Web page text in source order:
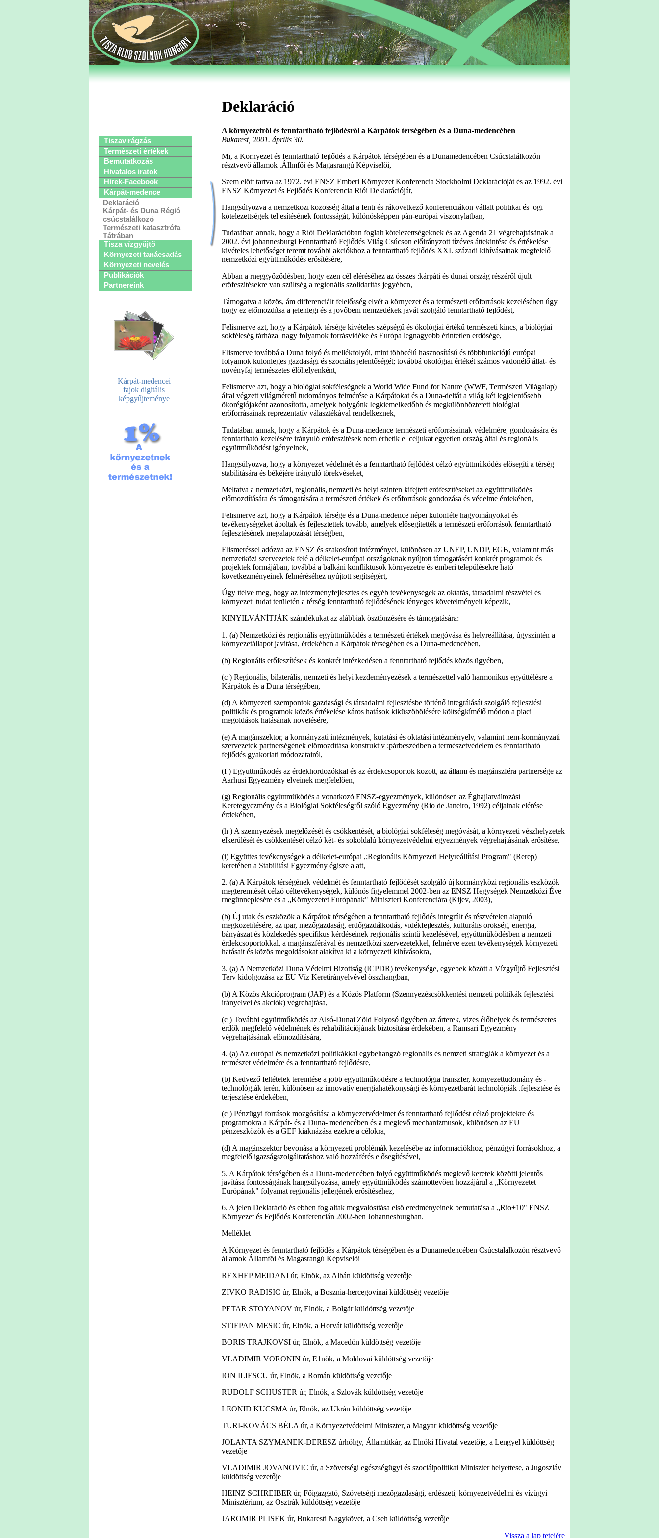
Tiszavirágzás
Természeti értékek
Bemutatkozás
Hivatalos iratok
Hírek-Facebook
Kárpát-medence
Deklaráció
Kárpát- és Duna Régió
csúcstalálkozó
Természeti katasztrófa
Tátrában
Tisza vízgyűjtő
Környezeti tanácsadás
Környezeti nevelés
Publikációk
Partnereink
Kárpát-medencei
fajok digitális
képgyűjteménye
Deklaráció
A környezetről és fenntartható fejlődésről a Kárpátok térségében és a Duna-medencében
Bukarest, 2001. április 30.
Mi, a Környezet és fenntartható fejlődés a Kárpátok térségében és a Dunamedencében Csúcstalálkozón
résztvevő államok .Állmfői és Magasrangú Képviselői,
Szem előtt tartva az 1972. évi ENSZ Emberi Környezet Konferencia Stockholmi Deklarációját és az 1992. évi
ENSZ Környezet és Fejlődés Konferencia Riói Deklarációját,
Hangsúlyozva a nemzetközi közösség által a fenti és rákövetkező konferenciákon vállalt politikai és jogi
kötelezettségek teljesítésének fontosságát, különösképpen pán-európai viszonylatban,
Tudatában annak, hogy a Riói Deklarációban foglalt kötelezettségeknek és az Agenda 21 végrehajtásának a
2002. évi johannesburgi Fenntartható Fejlődés Világ Csúcson előirányzott tízéves áttekintése és értékelése
kivételes lehetőséget teremt további akciókhoz a fenntartható fejlődés XXI. századi kihívásainak megfelelő
nemzetközi együttműködés erősítésére,
Abban a rneggyőződésben, hogy ezen cél eléréséhez az összes :kárpáti és dunai ország részéről újult
erőfeszítésekre van szültség a regionális szolidaritás jegyében,
Támogatva a közös, ám differenciált felelősség elvét a környezet és a természeti erőforrások kezelésében úgy,
hogy ez előmozdítsa a jelenlegi és a jövőbeni nemzedékek javát szolgáló fenntartható fejlődést,
Felismerve azt, hogy a Kárpátok térsége kivételes szépségű és ökológiai értékű természeti kincs, a biológiai
sokféleség tárháza, nagy folyamok forrásvidéke és Európa legnagyobb érintetlen erdősége,
Elismerve továbbá a Duna folyó és mellékfolyói, mint többcélú hasznosítású és többfunkciójú európai
folyamok különleges gazdasági és szociális jelentőségét; továbbá ökológiai értékét számos vadonélő állat- és
növényfaj természetes élőhelyenként,
Felismerve azt, hogy a biológiai sokféleségnek a World Wide Fund for Nature (WWF, Természeti Világalap)
által végzett világméretű tudományos felmérése a Kárpátokat és a Duna-deltát a világ két legjelentősebb
ökorégiójaként azonosította, amelyek bolygónk Iegkiemelkedőbb és megkülönböztetett biológiai
erőforrásainak reprezentatív választékával rendelkeznek,
Tudatában annak, hogy a Kárpátok és a Duna-medence természeti erőforrásainak védelmére, gondozására és
fenntartható kezelésére irányuló erőfeszítések nem érhetik el céljukat egyetlen ország által és regionális
együttműködést igényelnek,
Hangsúlyozva, hogy a környezet védelmét és a fenntartható fejlődést célzó együttműködés elősegíti a térség
stabilitására és békéjére irányuló törekvéseket,
Méltatva a nemzetközi, regionális, nemzeti és helyi szinten kifejtett erőfeszítéseket az együttműködés
előmozdítására és támogatására a természeti értékek és erőforrások gondozása és védelme érdekében,
Felismerve azt, hogy a Kárpátok térsége és a Duna-medence népei különféle hagyományokat és
tevékenységeket ápoltak és fejlesztettek tovább, amelyek elősegítették a természeti erőforrások fenntartható
fejlesztésének megalapozását térségben,
Elismeréssel adózva az ENSZ és szakosított intézményei, különösen az UNEP, UNDP, EGB, valamint más
nemzetközi szervezetek felé a délkelet-európai országoknak nyújtott támogatásért konkrét programok és
projektek formájában, továbbá a balkáni konfliktusok környezetre és emberi településekre ható
következményeinek felméréséhez nyújtott segítségért,
Úgy ítélve meg, hogy az intézményfejlesztés és egyéb tevékenységek az oktatás, társadalmi részvétel és
környezeti tudat területén a térség fenntartható fejlődésének lényeges követelményeit képezik,
KINYILVÁNÍTJÁK szándékukat az alábbiak ösztönzésére és támogatására:
1. (a) Nemzetközi és regionális együttműködés a természeti értékek megóvása és helyreállítása, úgyszintén a
környezetállapot javítása, érdekében a Kárpátok térségében és a Duna-medencében,
(b) Regionális erőfeszítések és konkrét intézkedésen a fenntartható fejlődés közös ügyében,
(c ) Regionális, bilaterális, nemzeti és helyi kezdeményezések a természettel való harmonikus együttélésre a
Kárpátok és a Duna térségében,
(d) A környezeti szempontok gazdasági és társadalmi fejlesztésbe történő integrálását szolgáló fejlesztési
politikák és programok közös értékelése káros hatások kiküszöbölésére költségkímélő módon a piaci
megoldások hatásának növelésére,
(e) A magánszektor, a kormányzati intézmények, kutatási és oktatási intézményelv, valamint nem-kormányzati
szervezetek partnerségének előmozdítása konstruktív :párbeszédben a természetvédelem és fenntartható
fejlődés gyakorlati módozatairól,
(f ) Együttműködés az érdekhordozókkal és az érdekcsoportok között, az állami és magánszféra partnersége az
Aarhusi Egyezmény elveinek megfelelően,
(g) Regionális együttműködés a vonatkozó ENSZ-egyezmények, különösen az Éghajlatváltozási
Keretegyezmény és a Biológiai Sokféleségről szóló Egyezmény (Rio de Janeiro, 1992) céljainak elérése
érdekében,
(h ) A szennyezések megelőzését és csökkentését, a biológiai sokféleség megóvását, a környezeti vészhelyzetek
elkerülését és csökkentését célzó két- és sokoldalú környezetvédelmi egyezmények végrehajtásának erősítése,
(i) Együttes tevékenységek a délkelet-európai ,;Regionális Környezeti Helyreállítási Program" (Rerep)
keretében a Stabilitási Egyezmény égisze alatt,
2. (a) A Kárpátok térségének védelmét és fenntartható fejlődését szolgáló új kormányközi regionális eszközök
megteremtését célzó céltevékenységek, különös figyelemmel 2002-ben az ENSZ Hegységek Nemzetközi Éve
rnegünneplésére és a „Környezetet Európának" Miniszteri Konferenciára (Kijev, 2003),
(b) Új utak és eszközök a Kárpátok térségében a fenntartható fejlődés integrált és részvételen alapuló
megközelítésére, az ipar, mezőgazdaság, erdőgazdálkodás, vidékfejlesztés, kulturális örökség, energia,
bányászat és közlekedés specifikus kérdéseinek regionális szintű kezelésével, együttműködésben a nemzeti
érdekcsoportokkal, a magánszférával és nemzetközi szervezetekkel, felmérve ezen tevékenységek környezeti
hatásait és közös megoldásokat alakítva ki a környezeti kihívásokra,
3. (a) A Nemzetközi Duna Védelmi Bizottság (ICPDR) tevékenysége, egyebek között a Vízgyűjtő Fejlesztési
Terv kidolgozása az EU Víz Keretirányelvével összhangban,
(b) A Közös Akcióprogram (JAP) és a Közös Platform (Szennyezéscsökkentési nemzeti politikák fejlesztési
irányelvei és akciók) végrehajtása,
(c ) További együttműködés az Alsó-Dunai Zöld Folyosó ügyében az árterek, vizes élőhelyek és természetes
erdők megfelelő védelmének és rehabilitációjának biztosítása érdekében, a Ramsari Egyezmény
végrehajtásának előmozdítására,
4. (a) Az európai és nemzetközi politikákkal egybehangzó regionális és nemzeti stratégiák a környezet és a
természet védelmére és a fenntartható fejlődésre,
(b) Kedvező feltételek teremtése a jobb együttműködésre a technológia transzfer, környezettudomány és -
technológiák terén, különösen az innovatív energiahatékonysági és környezetbarát technológiák .fejlesztése és
terjesztése érdekében,
(c ) Pénzügyi források mozgósítása a környezetvédelmet és fenntartható fejlődést célzó projektekre és
programokra a Kárpát- és a Duna- medencében és a meglevő mechanizmusok, különösen az EU
pénzeszközök és a GEF kiaknázása ezekre a célokra,
(d) A magánszektor bevonása a környezeti problémák kezelésébe az információkhoz, pénzügyi forrásokhoz, a
megfelelő igazságszolgáltatáshoz való hozzáférés elősegítésével,
5. A Kárpátok térségében és a Duna-medencében folyó együttműködés meglevő keretek közötti jelentős
javítása fontosságának hangsúlyozása, amely együttműködés számottevően hozzájárul a „Környezetet
Európának" folyamat regionális jellegének erősítéséhez,
6. A jelen Deklaráció és ebben foglaltak megvalósítása első eredményeinek bemutatása a „Rio+10" ENSZ
Környezet és Fejlődés Konferencián 2002-ben Johannesburgban.
Melléklet
A Környezet és fenntartható fejlődés a Kárpátok térségében és a Duna­medencében Csúcstalálkozón résztvevő
államok ÁIlamfői és Magasrangú Képviselői
REXHEP MEIDANI úr, Elnök, az Albán küldöttség vezetője
ZIVKO RADISIC úr, Elnök, a Bosznia-hercegovinai küldöttség vezetője
PETAR STOYANOV úr, Elnök, a Bolgár küldöttség vezetője
STJEPAN MESIC úr, Elnök, a Horvát küldöttség vezetője
BORIS TRAJKOVSI úr, Elnök, a Macedón küldöttség vezetője
VLADIMIR VORONIN úr, E1nök, a Moldovai küldöttség vezetője
ION ILIESCU úr, Elnök, a Román küldöttség vezetője
RUDOLF SCHUSTER úr, Elnök, a Szlovák küldöttség vezetője
LEONID KUCSMA úr, Elnök, az Ukrán küldöttség vezetője
TURI-KOVÁCS BÉLA úr, a Környezetvédelmi Miniszter, a Magyar küldöttség vezetője
JOLANTA SZYMANEK-DERESZ úrhölgy, Államtitkár, az Elnöki Hivatal vezetője, a Lengyel küldöttség
vezetője
VLADIMIR JOVANOVIC úr, a Szövetségi egészségügyi és szociálpolitikai Miniszter helyettese, a Jugoszláv
küldöttség vezetője
HEINZ SCHREIBER úr, Főigazgató, Szövetségi mezőgazdasági, erdészeti, környezetvédelmi és vízügyi
Minisztérium, az Osztrák küldöttség vezetője
JAROMIR PLISEK úr, Bukaresti Nagykövet, a Cseh küldöttség vezetője
Vissza a lap tetejére